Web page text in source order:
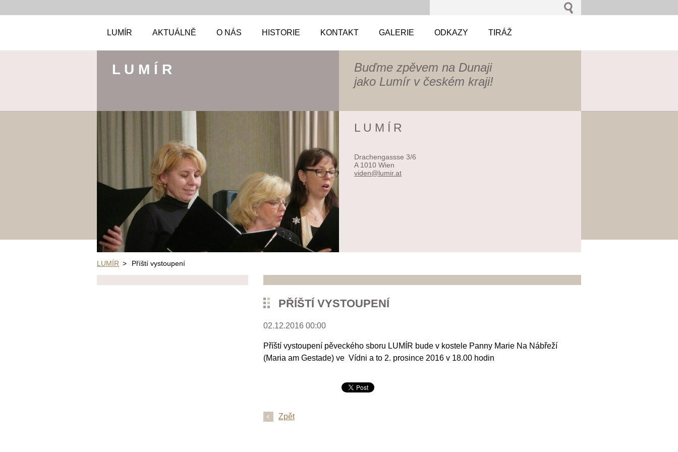
LUMÍR AKTUÁLNĚ O NÁS HISTORIE KONTAKT GALERIE ODKAZY TIRÁŽ
L U M Í R
Buďme zpěvem na Dunaji
jako Lumír v českém kraji!
L U M Í R
Drachengassse 3/6
A 1010 Wien
viden@lumir.at
LUMÍR > Příští vystoupení
PŘÍŠTÍ VYSTOUPENÍ
02.12.2016 00:00
Příští vystoupení pěveckého sboru LUMÍR bude v kostele Panny Marie Na Nábřeží
(Maria am Gestade) ve Vídni a to 2. prosince 2016 v 18.00 hodin
Zpět